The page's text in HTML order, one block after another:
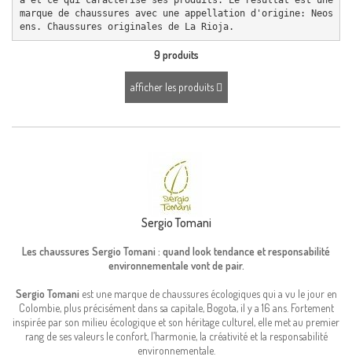
marque de chaussures avec une appellation d'origine: Neos
ens. Chaussures originales de La Rioja.
9 produits
afficher les produits
Sergio Tomani
Les chaussures Sergio Tomani : quand look tendance et responsabilité
environnementale vont de pair.
Sergio Tomani est une marque de chaussures écologiques qui a vu le jour en
Colombie, plus précisément dans sa capitale, Bogota, il y a 16 ans. Fortement
inspirée par son milieu écologique et son héritage culturel, elle met au premier
rang de ses valeurs le confort, l’harmonie, la créativité et la responsabilité
environnementale.